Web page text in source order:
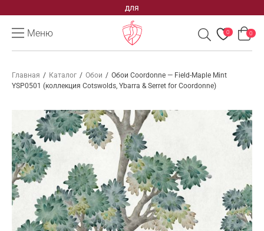
для
Меню 0 0
Главная / Каталог / Обои / Обои Coordonne — Field-Maple Mint
YSP0501 (коллекция Cotswolds, Ybarra & Serret for Coordonne)